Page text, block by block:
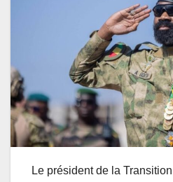
Le président de la